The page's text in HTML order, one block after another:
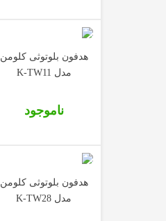
هدفون بلوتوثی کلومن
مدل K-TW11
ناموجود
هدفون بلوتوثی کلومن
مدل K-TW28